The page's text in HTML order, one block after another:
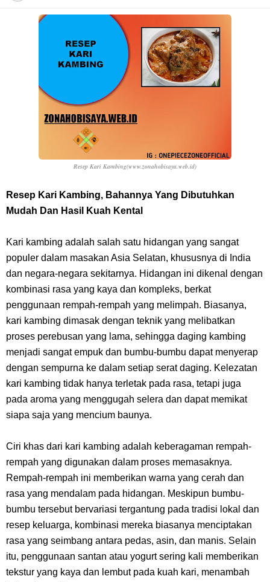
Cara Daftar Danamon Mobile Banking, Mudah Banget Dan Lengkap
Caranya Disini
7 Fakta Elbaph One Piece, Menjadi Tempat Yang Sangat Ingin
7 Fakta Ivankov One Piece, Orang Yang Mampu Menipu Sensor
Wanita Milik Sanji
7 Klub Pertama Yang Menjuarai Liga Champions, Apa Klub Jagoan
Arti Bendera Palau, Negara Kepulauan Yang Berada Di Kawasan
Pasifik Barat
Cara Membuat Linktree Instagram, Sangat Mudah Untuk Kamu
Lakukan Sendiri
7 Fakta Gaban One Piece, Orang Yang Telah Memberikan Kunci Borgol
Milik Loki
Indonesia
Resep Roti Panggang, Sangat Mudah Untuk Menjadi Cemilan
Bersama Keluarga
Arti Bendera Seychelles, Negara Kepulauan Yang Terletak Di
Samudra Hindia
Resep Kari Kambing(www.zonahobisaya.web.id)
Resep Kari Kambing, Bahannya Yang Dibutuhkan
Mudah Dan Hasil Kuah Kental
Kari kambing adalah salah satu hidangan yang sangat
populer dalam masakan Asia Selatan, khususnya di India
dan negara-negara sekitarnya. Hidangan ini dikenal dengan
kombinasi rasa yang kaya dan kompleks, berkat
penggunaan rempah-rempah yang melimpah. Biasanya,
kari kambing dimasak dengan teknik yang melibatkan
proses perebusan yang lama, sehingga daging kambing
menjadi sangat empuk dan bumbu-bumbu dapat menyerap
dengan sempurna ke dalam setiap serat daging. Kelezatan
kari kambing tidak hanya terletak pada rasa, tetapi juga
pada aroma yang menggugah selera dan dapat memikat
siapa saja yang mencium baunya.
Ciri khas dari kari kambing adalah keberagaman rempah-
rempah yang digunakan dalam proses memasaknya.
Rempah-rempah ini memberikan warna yang cerah dan
rasa yang mendalam pada hidangan. Meskipun bumbu-
bumbu tersebut bervariasi tergantung pada tradisi lokal dan
resep keluarga, kombinasi mereka biasanya menciptakan
rasa yang seimbang antara pedas, asin, dan manis. Selain
itu, penggunaan santan atau yogurt sering kali memberikan
tekstur yang kaya dan lembut pada kuah kari, menambah